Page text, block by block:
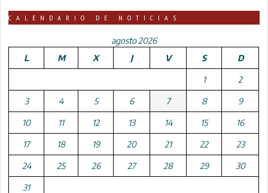
CALENDARIO DE NOTICIAS
agosto 2026
L
M X J V S D
1 2
3 4 5 6 7 8 9
10 11 12 13 14 15 16
17 18 19 20 21 22 23
24 25 26 27 28 29 30
31